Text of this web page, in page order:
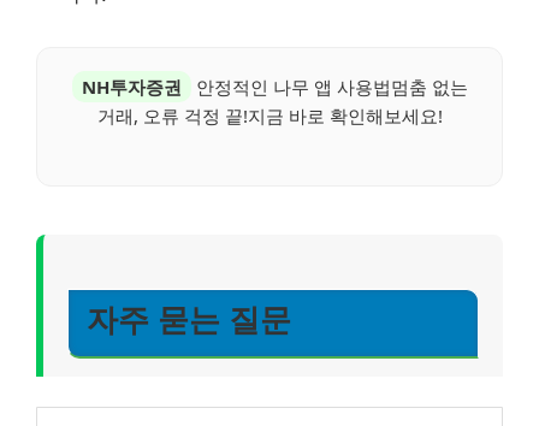
NH투자증권
안정적인 나무 앱 사용법멈춤 없는
거래, 오류 걱정 끝!지금 바로 확인해보세요!
자주 묻는 질문